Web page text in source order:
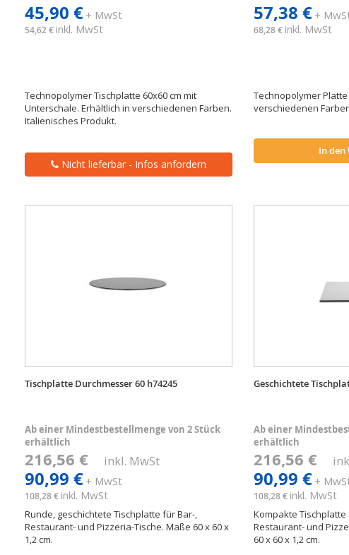
45,90 €+ MwSt
54,62 € inkl. MwSt
Technopolymer Tischplatte 60x60 cm mit
Unterschale. Erhältlich in verschiedenen Farben.
Italienisches Produkt.
Nicht lieferbar - Infos anfordern
57,38 €+
68,28 € inkl. MwSt
Technopolymer Platte
verschiedenen
In den
Tischplatte Durchmesser 60 h74245
Ab einer Mindestbestellmenge von 2 Stück
erhältlich
216,56 € inkl. MwSt
90,99 €+ MwSt
108,28 € inkl. MwSt
Runde, geschichtete Tischplatte für Bar-,
Restaurant- und Pizzeria-Tische. Maße 60 x 60 x
1,2 cm.
Geschichtete
Ab einer
erhältlich
216,56 €
90,99 €+
108,28 € inkl. MwSt
Kompakte
Restaurant- und
60 x 60 x 1,2 cm.